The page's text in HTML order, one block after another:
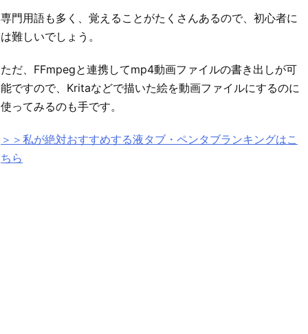
専門用語も多く、覚えることがたくさんあるので、初心者に
は難しいでしょう。
ただ、FFmpegと連携してmp4動画ファイルの書き出しが可
能ですので、Kritaなどで描いた絵を動画ファイルにするのに
使ってみるのも手です。
＞＞私が絶対おすすめする液タブ・ペンタブランキングはこ
ちら